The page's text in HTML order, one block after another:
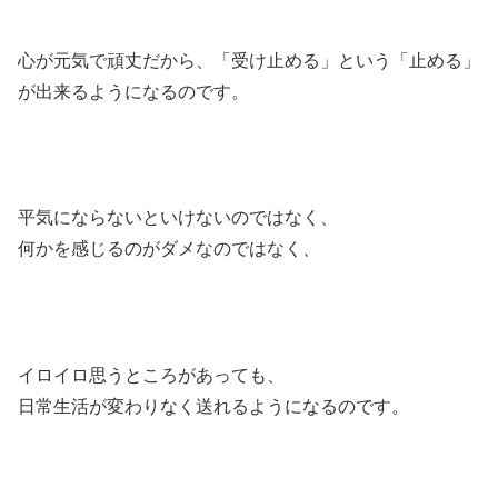
心が元気で頑丈だから、「受け止める」という「止める」
が出来るようになるのです。
平気にならないといけないのではなく、
何かを感じるのがダメなのではなく、
イロイロ思うところがあっても、
日常生活が変わりなく送れるようになるのです。